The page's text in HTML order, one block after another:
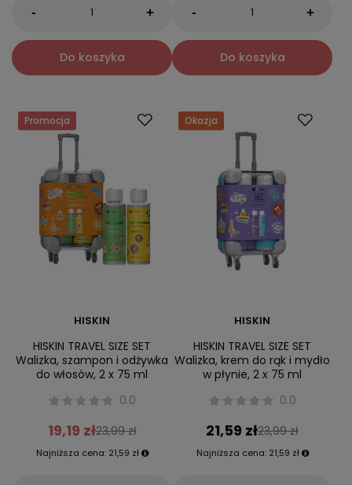
- +
Do koszyka
- +
Do koszyka
Promocja
HISKIN
HISKIN TRAVEL SIZE SET
Walizka, szampon i odżywka
do włosów, 2 x 75 ml
0.0
19,19 zł23,99 zł
Najniższa cena: 21,59 zł
Okazja
HISKIN
HISKIN TRAVEL SIZE SET
Walizka, krem do rąk i mydło
w płynie, 2 x 75 ml
0.0
21,59 zł23,99 zł
Najniższa cena: 21,59 zł